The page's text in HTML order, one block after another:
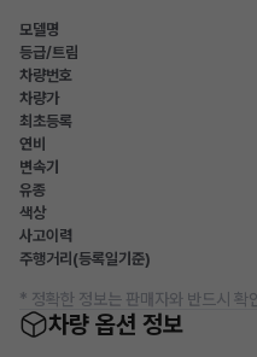
모델명
등급/트림
차량번호
차량가
최초등록
연비
변속기
유종
색상
사고이력
주행거리(등록일기준)
* 정확한 정보는 판매자와 반드시 확
차량 옵션 정보